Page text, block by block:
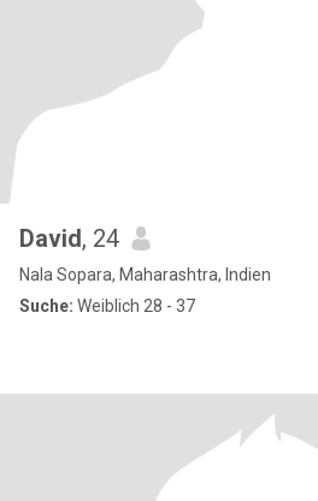
David, 24
Nala Sopara, Maharashtra, Indien
Suche: Weiblich 28 - 37